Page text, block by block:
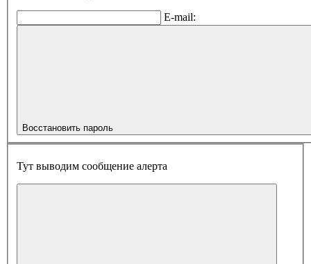
E-mail:
Восстановить пароль
Тут выводим сообщение алерта